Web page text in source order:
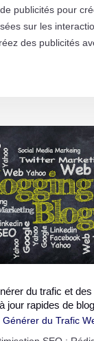
publicités pour
sur les
des publicités
du trafic et
jour rapides de blog
Générer du Trafic